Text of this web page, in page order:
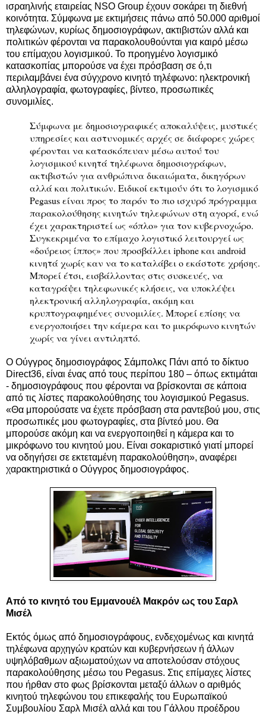
ισραηλινής εταιρείας ΝSO Group έχουν σοκάρει τη διεθνή
κοινότητα. Σύμφωνα με εκτιμήσεις πάνω από 50.000 αριθμοί
τηλεφώνων, κυρίως δημοσιογράφων, ακτιβιστών αλλά και
πολιτικών φέρονται να παρακολουθούνται για καιρό μέσω
του επίμαχου λογισμικού. Το προηγμένο λογισμικό
κατασκοπίας μπορούσε να έχει πρόσβαση σε ό,τι
περιλαμβάνει ένα σύγχρονο κινητό τηλέφωνο: ηλεκτρονική
αλληλογραφία, φωτογραφίες, βίντεο, προσωπικές
συνομιλίες.
Σύμφωνα με δημοσιογραφικές αποκαλύψεις, μυστικές
υπηρεσίες και αστυνομικές αρχές σε διάφορες χώρες
φέρονται να κατασκόπευαν μέσω αυτού του
λογισμικού κινητά τηλέφωνα δημοσιογράφων,
ακτιβιστών για ανθρώπινα δικαιώματα, δικηγόρων
αλλά και πολιτικών. Ειδικοί εκτιμούν ότι το λογισμικό
Pegasus είναι προς το παρόν το πιο ισχυρό πρόγραμμα
παρακολούθησης κινητών τηλεφώνων στη αγορά, ενώ
έχει χαρακτηριστεί ως «όπλο» για τον κυβερνοχώρο.
Συγκεκριμένα το επίμαχο λογιστικό λειτουργεί ως
«δούρειος ίππος» που προσβάλλει iphone και android
κινητά χωρίς καν να το καταλάβει ο εκάστοτε χρήσης.
Μπορεί έτσι, εισβάλλοντας στις συσκευές, να
καταγράψει τηλεφωνικές κλήσεις, να υποκλέψει
ηλεκτρονική αλληλογραφία, ακόμη και
κρυπτογραφημένες συνομιλίες. Μπορεί επίσης να
ενεργοποιήσει την κάμερα και το μικρόφωνο κινητών
χωρίς να γίνει αντιληπτό.
Ο Ούγγρος δημοσιογράφος Σάμπολκς Πάνι από το δίκτυο
Direct36, είναι ένας από τους περίπου 180 – όπως εκτιμάται
- δημοσιογράφους που φέρονται να βρίσκονται σε κάποια
από τις λίστες παρακολούθησης του λογισμικού Pegasus.
«Θα μπορούσατε να έχετε πρόσβαση στα ραντεβού μου, στις
προσωπικές μου φωτογραφίες, στα βίντεό μου. Θα
μπορούσε ακόμη και να ενεργοποιηθεί η κάμερα και το
μικρόφωνο του κινητού μου. Είναι σοκαριστικό γιατί μπορεί
να οδηγήσει σε εκτεταμένη παρακολούθηση», αναφέρει
χαρακτηριστικά ο Ούγγρος δημοσιογράφος.
Από το κινητό του Εμμανουέλ Μακρόν ως του Σαρλ
Μισέλ
Εκτός όμως από δημοσιογράφους, ενδεχομένως και κινητά
τηλέφωνα αρχηγών κρατών και κυβερνήσεων ή άλλων
υψηλόβαθμων αξιωματούχων να αποτελούσαν στόχους
παρακολούθησης μέσω του Pegasus. Στις επίμαχες λίστες
που ήρθαν στο φως βρίσκονται μεταξύ άλλων ο αριθμός
κινητού τηλεφώνου του επικεφαλής του Ευρωπαϊκού
Συμβουλίου Σαρλ Μισέλ αλλά και του Γάλλου προέδρου